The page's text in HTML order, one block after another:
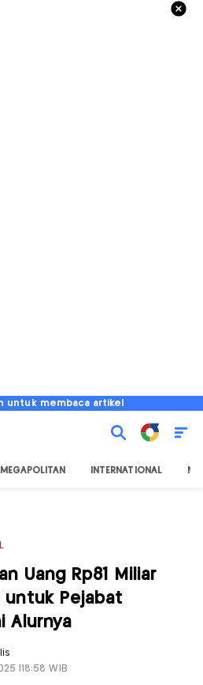
untuk membaca artikel
MEGAPOLITAN INTERNATIONAL
Uang Rp81 Miliar
untuk Pejabat
Alurnya
|18:58 WIB